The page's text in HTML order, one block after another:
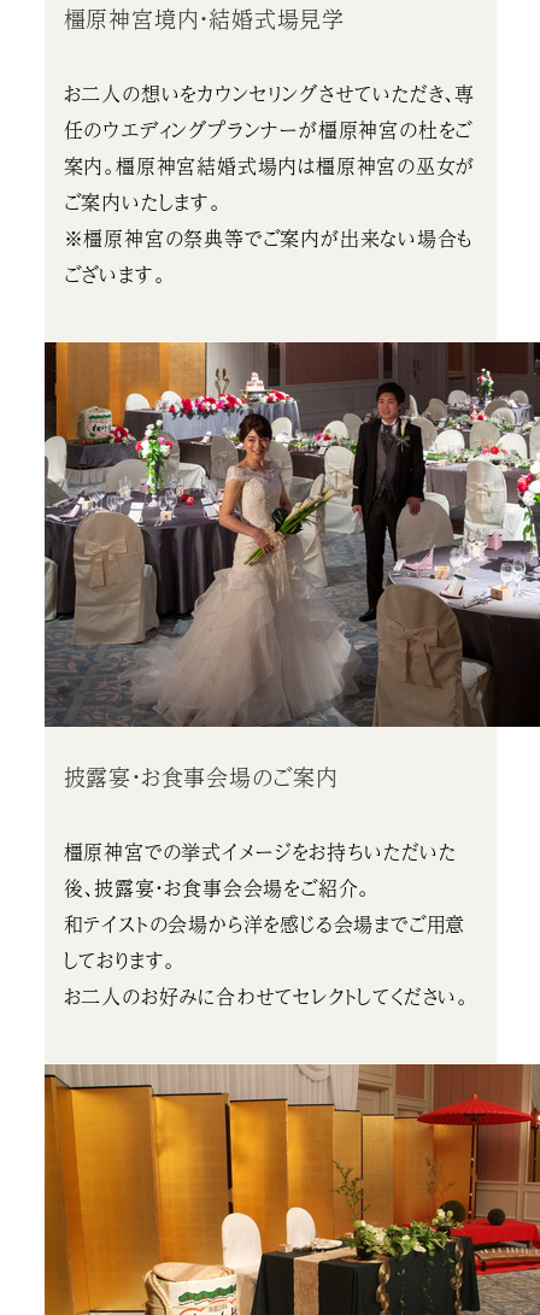
橿原神宮境内・結婚式場見学
お二人の想いをカウンセリングさせていただき、専
任のウエディングプランナーが橿原神宮の杜をご
案内。橿原神宮結婚式場内は橿原神宮の巫女が
ご案内いたします。
※橿原神宮の祭典等でご案内が出来ない場合も
ございます。
披露宴・お食事会場のご案内
橿原神宮での挙式イメージをお持ちいただいた
後、披露宴・お食事会会場をご紹介。
和テイストの会場から洋を感じる会場までご用意
しております。
お二人のお好みに合わせてセレクトしてください。